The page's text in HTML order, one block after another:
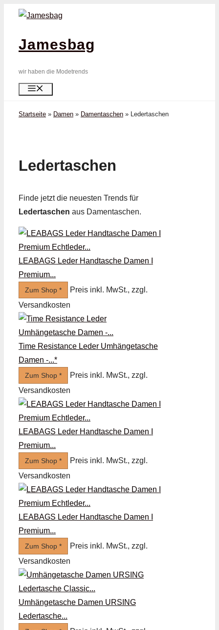
Zum
springenJamesbag
wir haben die Modetrends
Startseite » Damen » Damentaschen » Leder­taschen
Leder­taschen
Finde jetzt die neuesten Trends für
Leder­taschen aus Damentaschen.
LEABAGS Leder Handtasche Damen I
Premium...
Zum Shop *
Preis inkl. MwSt., zzgl.
Versandkosten
Time Resistance Leder Umhängetasche
Damen -...*
Zum Shop *
Preis inkl. MwSt., zzgl.
Versandkosten
LEABAGS Leder Handtasche Damen I
Premium...
Zum Shop *
Preis inkl. MwSt., zzgl.
Versandkosten
LEABAGS Leder Handtasche Damen I
Premium...
Zum Shop *
Preis inkl. MwSt., zzgl.
Versandkosten
Umhängetasche Damen URSING
Ledertasche...